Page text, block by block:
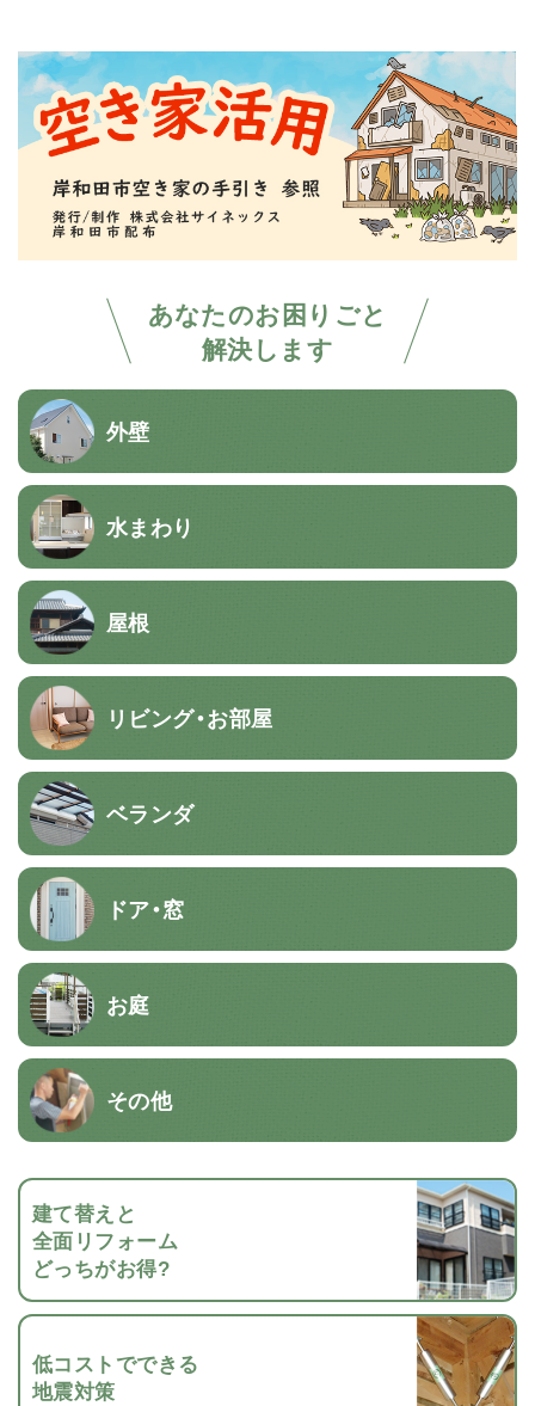
あなたのお困りごと
解決します
外壁
水まわり
屋根
リビング・お部屋
ベランダ
ドア・窓
お庭
その他
建て替えと
全面リフォーム
どっちがお得?
低コストでできる
地震対策